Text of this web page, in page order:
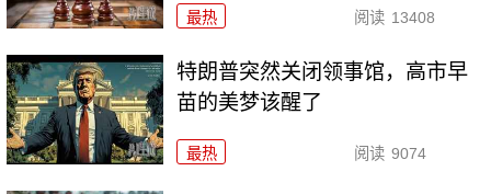
最热 阅读 13408
特朗普突然关闭领事馆，高市早
苗的美梦该醒了
最热 阅读 9074